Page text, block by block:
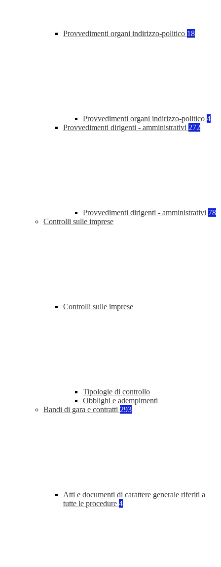
Provvedimenti organi indirizzo-politico 18
Provvedimenti organi indirizzo-politico 4
Provvedimenti dirigenti - amministrativi 272
Provvedimenti dirigenti - amministrativi 78
Controlli sulle imprese
Controlli sulle imprese
Tipologie di controllo
Obblighi e adempimenti
Bandi di gara e contratti 293
Atti e documenti di carattere generale riferiti a
tutte le procedure 4